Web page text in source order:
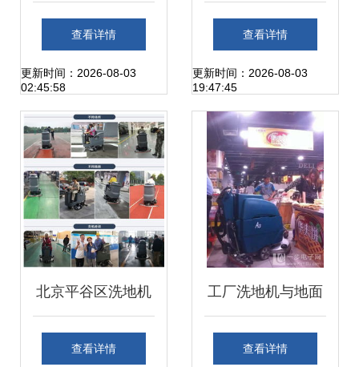
洗地机 工厂高效清
洁的首选设备
查看详情
更新时间：2026-08-03
02:45:58
压清洗机 厂家直
销，强势助力清洁
新纪元
查看详情
更新时间：2026-08-03
19:47:45
北京平谷区洗地机
车库工厂 大型洗扫
查看详情
工厂洗地机与地面
清洗机全面解析 选
查看详情